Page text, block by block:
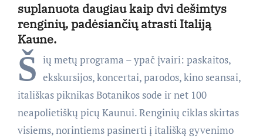
suplanuota daugiau kaip dvi dešimtys
renginių, padėsiančių atrasti Italiją
Kaune.
Š ių metų programa – ypač įvairi: paskaitos,
ekskursijos, koncertai, parodos, kino seansai,
itališkas piknikas Botanikos sode ir net 100
neapolietiškų picų Kaunui. Renginių ciklas skirtas
visiems, norintiems pasinerti į itališką gyvenimo